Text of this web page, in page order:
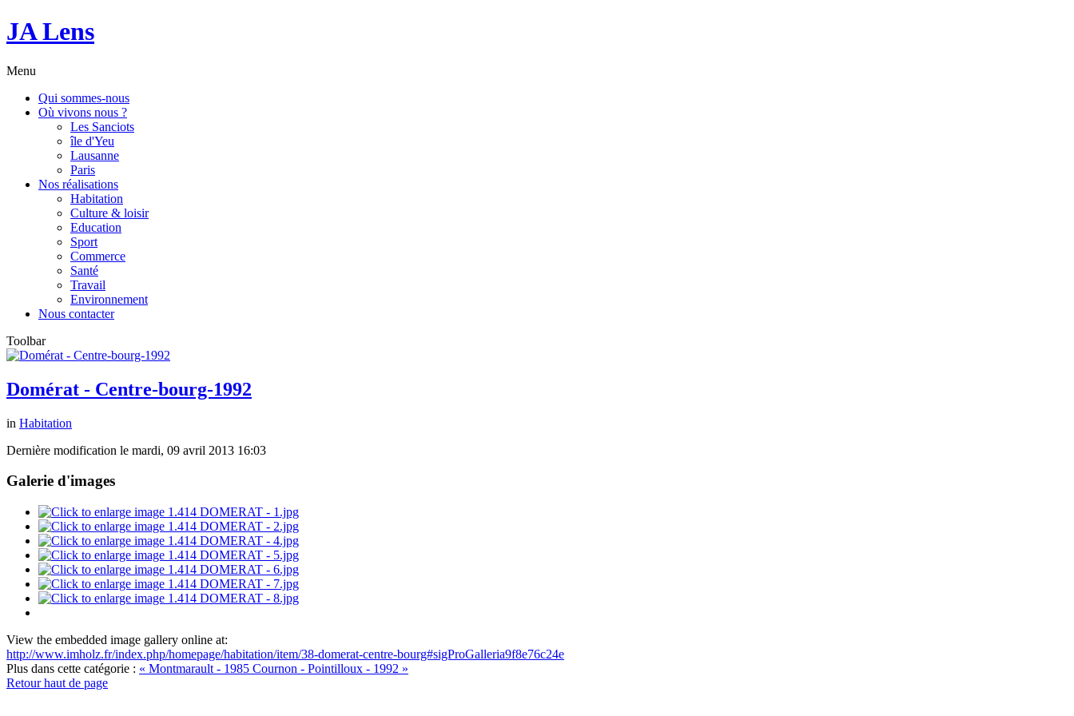
JA Lens
Menu
Qui sommes-nous
Où vivons nous ?
Les Sanciots
île d'Yeu
Lausanne
Paris
Nos réalisations
Habitation
Culture & loisir
Education
Sport
Commerce
Santé
Travail
Environnement
Nous contacter
Toolbar
Domérat - Centre-bourg-1992
in Habitation
Dernière modification le mardi, 09 avril 2013 16:03
Galerie d'images
View the embedded image gallery online at:
http://www.imholz.fr/index.php/homepage/habitation/item/38-domerat-centre-bourg#sigProGalleria9f8e76c24e
Plus dans cette catégorie : « Montmarault - 1985 Cournon - Pointilloux - 1992 »
Retour haut de page